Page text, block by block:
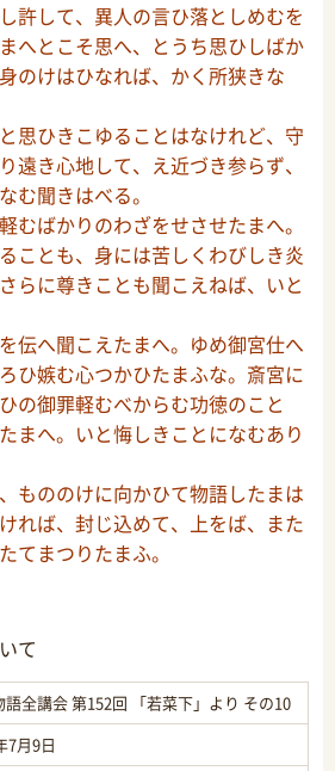
許して、異人の言ひ落としめむを
へとこそ思へ、とうち思ひしばか
のけはひなれば、かく所狭きな
思ひきこゆることはなけれど、守
遠き心地して、え近づき参らず、
む聞きはべる。
むばかりのわざをせさせたまへ。
ことも、身には苦しくわびしき炎
らに尊きことも聞こえねば、いと
伝へ聞こえたまへ。ゆめ御宮仕へ
ひ嫉む心つかひたまふな。斎宮に
の御罪軽むべからむ功徳のこと
まへ。いと悔しきことになむあり
もののけに向かひて物語したまは
れば、封じ込めて、上をば、また
てまつりたまふ。
て
語全講会 第152回 「若菜下」より その10
7月9日